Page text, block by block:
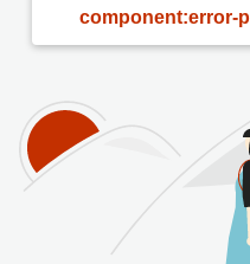
component:error-